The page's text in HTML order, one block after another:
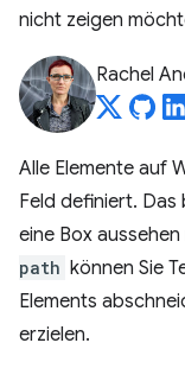
nicht zeigen
Rachel
Alle Elemente auf
Feld definiert.
eine Box
path können Sie
Elements
erzielen.